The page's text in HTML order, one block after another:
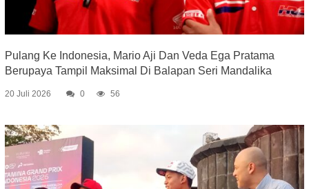
Pulang Ke Indonesia, Mario Aji Dan Veda Ega Pratama
Berupaya Tampil Maksimal Di Balapan Seri Mandalika
20 Juli 2026 0 56